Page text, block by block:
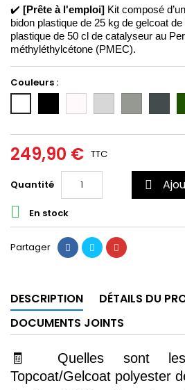
✔️ [Prête à l'emploi] Kit composé
bidon plastique de 25 kg de gelcoat de
méthyléthylcétone (PMEC).
Couleurs :
clair
7035)
moyen
7004)
foncé
7011)
249,90 € TTC
Quantité 
 En stock
Partager
DESCRIPTION
DÉTAILS DU
DOCUMENTS JOINTS
🧾
Quelles sont
Topcoat/Gelcoat polyester